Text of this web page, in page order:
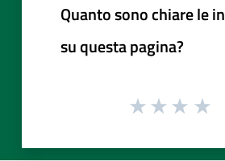
Quanto sono chiare le
su questa pagina?